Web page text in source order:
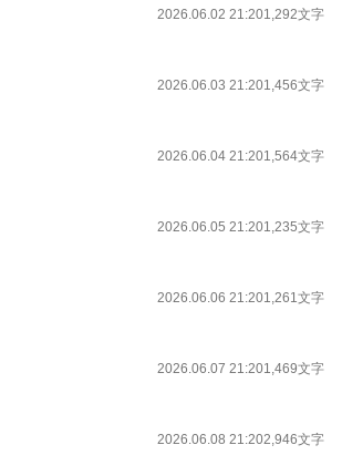
2026.06.02 21:201,292文字
2026.06.03 21:201,456文字
2026.06.04 21:201,564文字
2026.06.05 21:201,235文字
2026.06.06 21:201,261文字
2026.06.07 21:201,469文字
2026.06.08 21:202,946文字